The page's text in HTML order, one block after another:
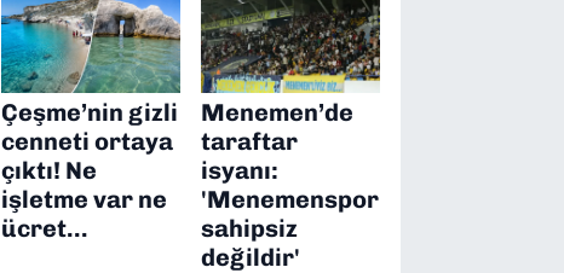
Çeşme’nin gizli
cenneti ortaya
çıktı! Ne
işletme var ne
ücret…
Menemen’de
taraftar
isyanı:
'Menemenspor
sahipsiz
değildir'